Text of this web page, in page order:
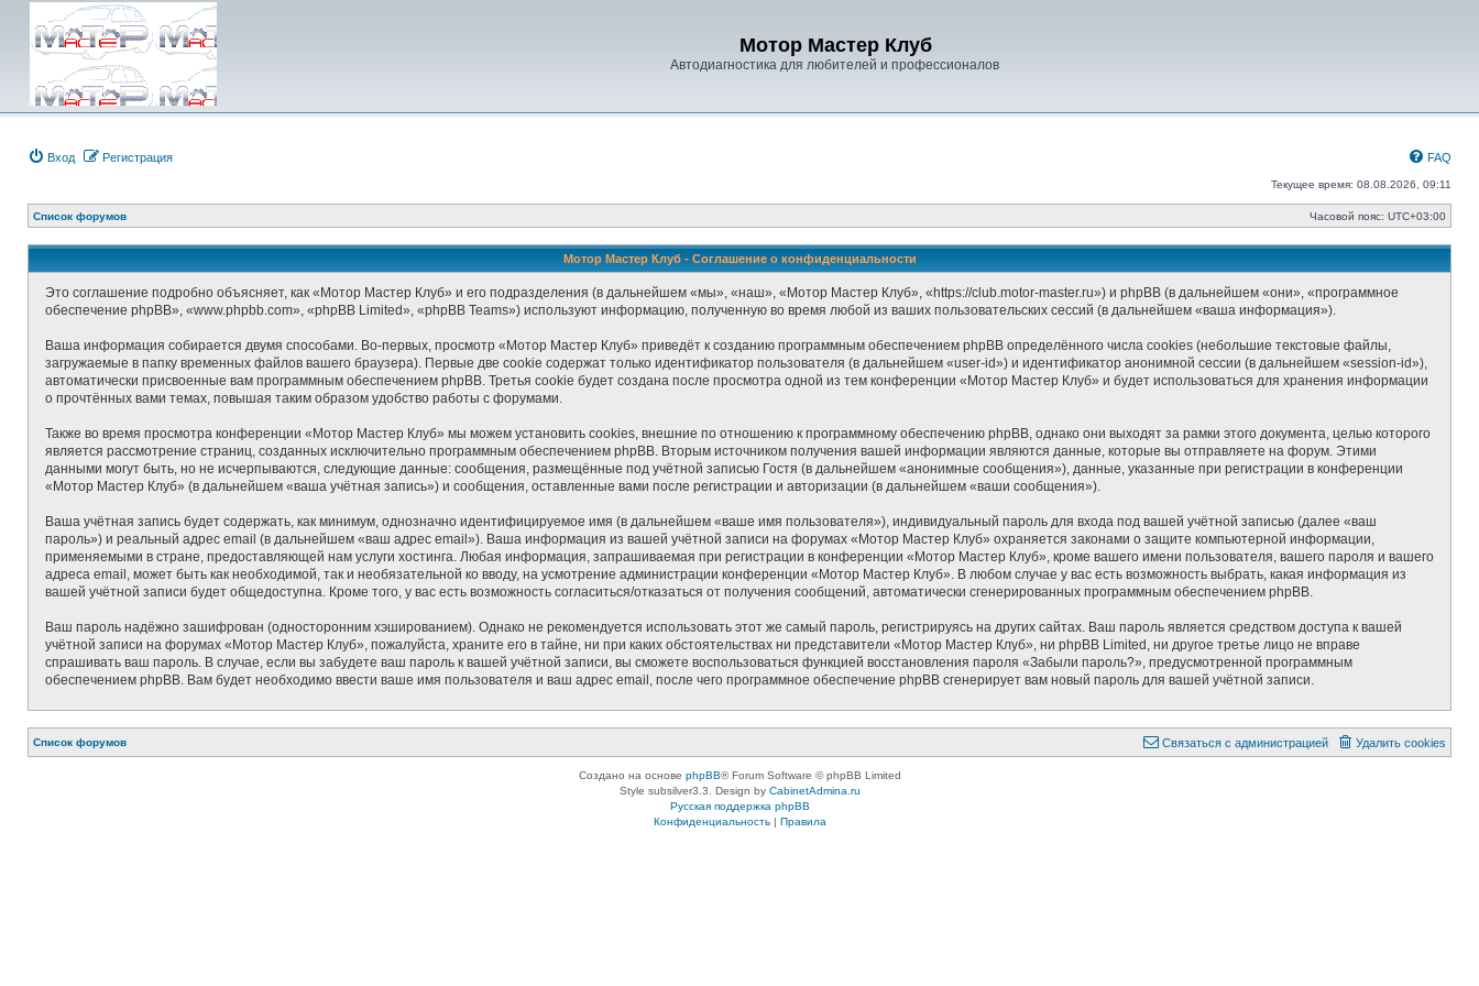
Мотор Мастер Клуб
Автодиагностика для любителей и профессионалов
Вход Регистрация FAQ
Текущее время: 08.08.2026, 09:11
Список форумов Часовой пояс: UTC+03:00
Мотор Мастер Клуб - Соглашение о конфиденциальности
Это соглашение подробно объясняет, как «Мотор Мастер Клуб» и его подразделения (в дальнейшем «мы», «наш», «Мотор Мастер Клуб», «https://club.motor-master.ru») и phpBB (в дальнейшем «они», «программное
обеспечение phpBB», «www.phpbb.com», «phpBB Limited», «phpBB Teams») используют информацию, полученную во время любой из ваших пользовательских сессий (в дальнейшем «ваша информация»).
Ваша информация собирается двумя способами. Во-первых, просмотр «Мотор Мастер Клуб» приведёт к созданию программным обеспечением phpBB определённого числа cookies (небольшие текстовые файлы,
загружаемые в папку временных файлов вашего браузера). Первые две cookie содержат только идентификатор пользователя (в дальнейшем «user-id») и идентификатор анонимной сессии (в дальнейшем «session-id»),
автоматически присвоенные вам программным обеспечением phpBB. Третья cookie будет создана после просмотра одной из тем конференции «Мотор Мастер Клуб» и будет использоваться для хранения информации
о прочтённых вами темах, повышая таким образом удобство работы с форумами.
Также во время просмотра конференции «Мотор Мастер Клуб» мы можем установить cookies, внешние по отношению к программному обеспечению phpBB, однако они выходят за рамки этого документа, целью которого
является рассмотрение страниц, созданных исключительно программным обеспечением phpBB. Вторым источником получения вашей информации являются данные, которые вы отправляете на форум. Этими
данными могут быть, но не исчерпываются, следующие данные: сообщения, размещённые под учётной записью Гостя (в дальнейшем «анонимные сообщения»), данные, указанные при регистрации в конференции
«Мотор Мастер Клуб» (в дальнейшем «ваша учётная запись») и сообщения, оставленные вами после регистрации и авторизации (в дальнейшем «ваши сообщения»).
Ваша учётная запись будет содержать, как минимум, однозначно идентифицируемое имя (в дальнейшем «ваше имя пользователя»), индивидуальный пароль для входа под вашей учётной записью (далее «ваш
пароль») и реальный адрес email (в дальнейшем «ваш адрес email»). Ваша информация из вашей учётной записи на форумах «Мотор Мастер Клуб» охраняется законами о защите компьютерной информации,
применяемыми в стране, предоставляющей нам услуги хостинга. Любая информация, запрашиваемая при регистрации в конференции «Мотор Мастер Клуб», кроме вашего имени пользователя, вашего пароля и вашего
адреса email, может быть как необходимой, так и необязательной ко вводу, на усмотрение администрации конференции «Мотор Мастер Клуб». В любом случае у вас есть возможность выбрать, какая информация из
вашей учётной записи будет общедоступна. Кроме того, у вас есть возможность согласиться/отказаться от получения сообщений, автоматически сгенерированных программным обеспечением phpBB.
Ваш пароль надёжно зашифрован (односторонним хэшированием). Однако не рекомендуется использовать этот же самый пароль, регистрируясь на других сайтах. Ваш пароль является средством доступа к вашей
учётной записи на форумах «Мотор Мастер Клуб», пожалуйста, храните его в тайне, ни при каких обстоятельствах ни представители «Мотор Мастер Клуб», ни phpBB Limited, ни другое третье лицо не вправе
спрашивать ваш пароль. В случае, если вы забудете ваш пароль к вашей учётной записи, вы сможете воспользоваться функцией восстановления пароля «Забыли пароль?», предусмотренной программным
обеспечением phpBB. Вам будет необходимо ввести ваше имя пользователя и ваш адрес email, после чего программное обеспечение phpBB сгенерирует вам новый пароль для вашей учётной записи.
Список форумов Удалить cookies
Связаться с администрацией
Создано на основе phpBB® Forum Software © phpBB Limited
Style subsilver3.3. Design by CabinetAdmina.ru
Русская поддержка phpBB
Конфиденциальность| Правила